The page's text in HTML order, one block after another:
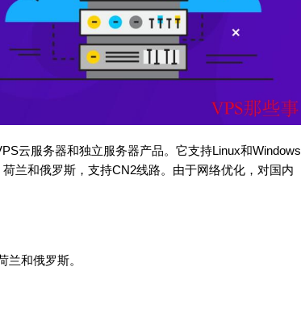
云服务器和独立服务器产品。它支持Linux和Windows
兰和俄罗斯，支持CN2线路。由于网络优化，对国内
和俄罗斯。